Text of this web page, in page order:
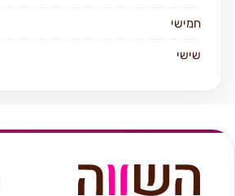
חמישי
שישי